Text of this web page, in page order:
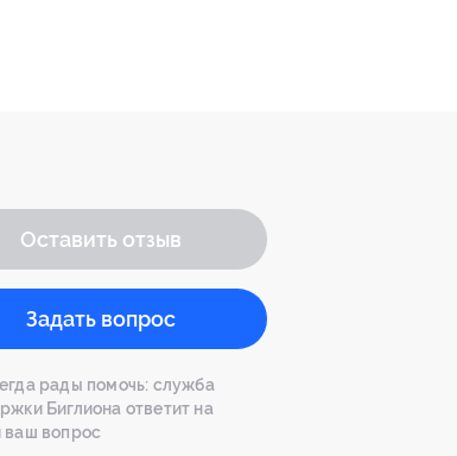
Оставить отзыв
Задать вопрос
рады помочь: служба
Биглиона ответит на
ваш вопрос